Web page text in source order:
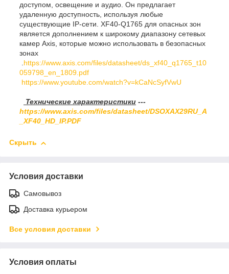
доступом, освещение и аудио. Он предлагает
удаленную доступность, используя любые
существующие IP-сети. XF40-Q1765 для опасных зон
является дополнением к широкому диапазону сетевых
камер Axis, которые можно использовать в безопасных
зонах
.https://www.axis.com/files/datasheet/ds_xf40_q1765_t10
059798_en_1809.pdf
https://www.youtube.com/watch?v=kCaNcSyfVwU
Технические характеристики ---
https://www.axis.com/files/datasheet/DSOXAX29RU_A
_XF40_HD_IP.PDF
Скрыть
Условия доставки
Самовывоз
Доставка курьером
Все условия доставки
Условия оплаты